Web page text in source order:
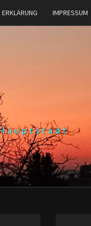
ERKLÄRUNG IMPRESSUM